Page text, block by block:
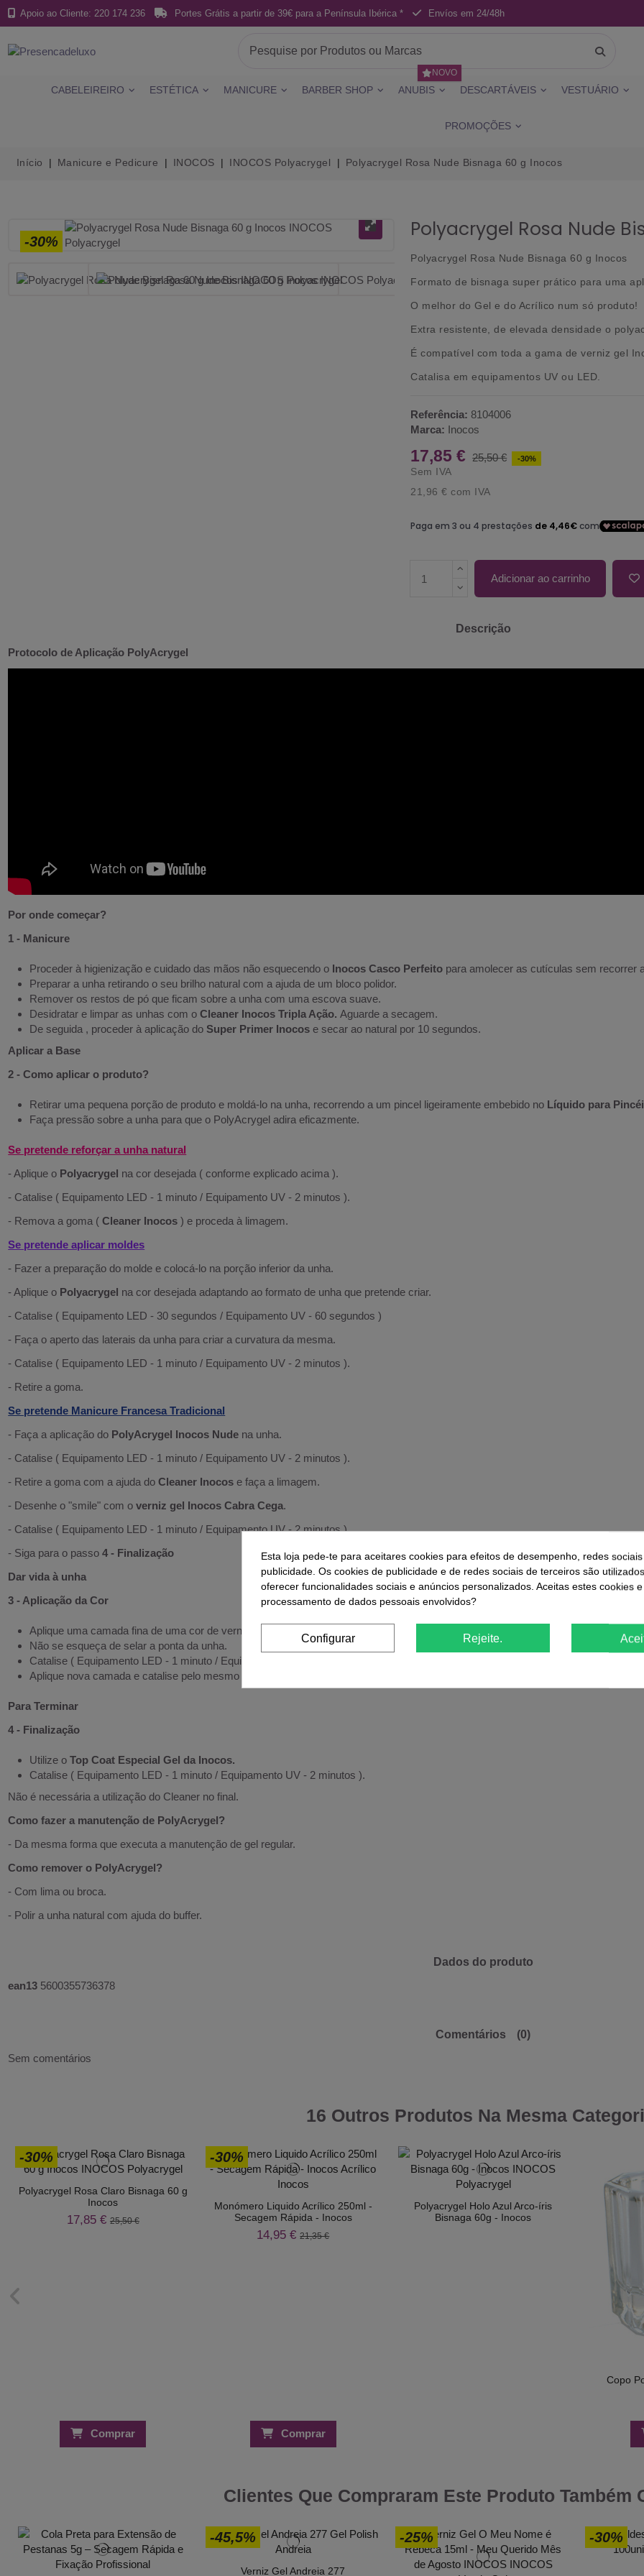
Apoio ao Cliente: 220 174 236 Portes Grátis a partir de 39€ para a Península Ibérica * Envíos em 24/48h
CABELEIREIRO ESTÉTICA MANICURE BARBER SHOP ANUBIS
NOVO
DESCARTÁVEIS VESTUÁRIO
PROMOÇÕES
Início Manicure e Pedicure INOCOS INOCOS Polyacrygel Polyacrygel Rosa Nude Bisnaga 60 g Inocos
-30% Polyacrygel Rosa Nude
Polyacrygel Rosa Nude Bisnaga 60 g Inocos
Formato de bisnaga super prático para uma
O melhor do Gel e do Acrílico num só produto!
Extra resistente, de elevada densidade o
É compatível com toda a gama de verniz gel
Catalisa em equipamentos UV ou LED.
Referência: 8104006
Marca: Inocos
17,85 € 25,50 € -30%
Sem IVA
21,96 € com IVA
Adicionar ao carrinho
Descrição
Protocolo de Aplicação PolyAcrygel
Por onde começar?
1 - Manicure
Proceder à higienização e cuidado das mãos não esquecendo o Inocos Casco Perfeito para amolecer as cutículas sem recorrer
Preparar a unha retirando o seu brilho natural com a ajuda de um bloco polidor.
Remover os restos de pó que ficam sobre a unha com uma escova suave.
Desidratar e limpar as unhas com oCleaner Inocos Tripla Ação.Aguarde a secagem.
De seguida , proceder à aplicação doSuper Primer Inocos e secar ao natural por 10 segundos.
Aplicar a Base
2 - Como aplicar o produto?
Retirar uma pequena porção de produto e moldá-lo na unha, recorrendo a um pincel ligeiramente embebido no Líquido para
Faça pressão sobre a unha para que o PolyAcrygel adira eficazmente.
Se pretende reforçar a unha natural
- Aplique o Polyacrygel na cor desejada ( conforme explicado acima ).
- Catalise ( Equipamento LED - 1 minuto / Equipamento UV - 2 minutos ).
- Remova a goma (Cleaner Inocos ) e proceda à limagem.
Se pretende aplicar moldes
- Fazer a preparação do molde e colocá-lo na porção inferior da unha.
- Aplique o Polyacrygel na cor desejada adaptando ao formato de unha que pretende criar.
- Catalise ( Equipamento LED - 30 segundos / Equipamento UV - 60 segundos )
- Faça o aperto das laterais da unha para criar a curvatura da mesma.
- Catalise ( Equipamento LED - 1 minuto / Equipamento UV - 2 minutos ).
- Retire a goma.
Se pretende Manicure Francesa Tradicional
- Faça a aplicação do PolyAcrygel Inocos Nude na unha.
- Catalise ( Equipamento LED - 1 minuto / Equipamento UV - 2 minutos ).
- Retire a goma com a ajuda doCleaner Inocos e faça a limagem.
- Desenhe o "smile" com o verniz gel Inocos Cabra Cega.
- Catalise ( Equipamento LED - 1 minuto / Equipamento UV - 2 minutos ).
- Siga para o passo4 - Finalização
Dar vida à unha
3 - Aplicação da Cor
Aplique uma camada fina de uma cor de verniz gel Inocos à sua escolha e espalhe na unha.
Não se esqueça de selar a ponta da unha.
Catalise ( Equipamento LED - 1 minuto / Equipamento UV - 2 minutos ).
Aplique nova camada e catalise pelo mesmo tempo acima referido.
Para Terminar
4 - Finalização
Utilize o Top Coat Especial Gel da Inocos.
Catalise ( Equipamento LED - 1 minuto / Equipamento UV - 2 minutos ).
Não é necessária a utilização do Cleaner no final.
Como fazer a manutenção de PolyAcrygel?
- Da mesma forma que executa a manutenção de gel regular.
Como remover o PolyAcrygel?
- Com lima ou broca.
- Polir a unha natural com ajuda do buffer.
Dados do produto
ean13 5600355736378
Comentários
(0)
Sem comentários
16 Outros Produtos Na Mesma
-30%
Polyacrygel Rosa Claro Bisnaga 60 g
Inocos
17,85 € 25,50 €
Comprar
-30%
Monómero Liquido Acrílico 250ml -
Secagem Rápida - Inocos
14,95 €21,35 €
Comprar
Polyacrygel Holo Azul Arco-íris
Bisnaga 60g - Inocos
Copo
Clientes Que Compraram Este Produto Também
-45,5%
Verniz Gel Andreia 277
-25% -30%
Esta loja pede-te para aceitares cookies para efeitos de desempenho, redes
publicidade. Os cookies de publicidade e de redes sociais de terceiros são
oferecer funcionalidades sociais e anúncios personalizados. Aceitas estes cookies
processamento de dados pessoais envolvidos?
Configurar Rejeite.